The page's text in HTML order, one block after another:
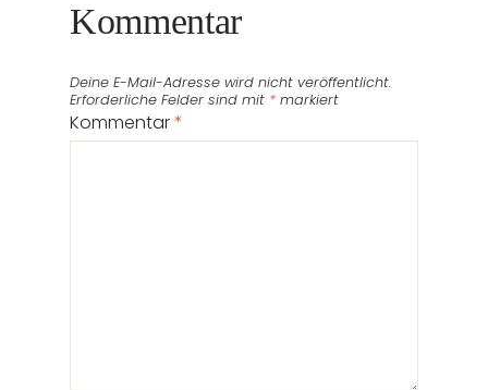
Kommentar
Deine E-Mail-Adresse wird nicht veröffentlicht.
Erforderliche Felder sind mit * markiert
Kommentar*